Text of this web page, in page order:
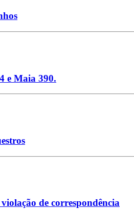
e Maia 390.
de correspondência